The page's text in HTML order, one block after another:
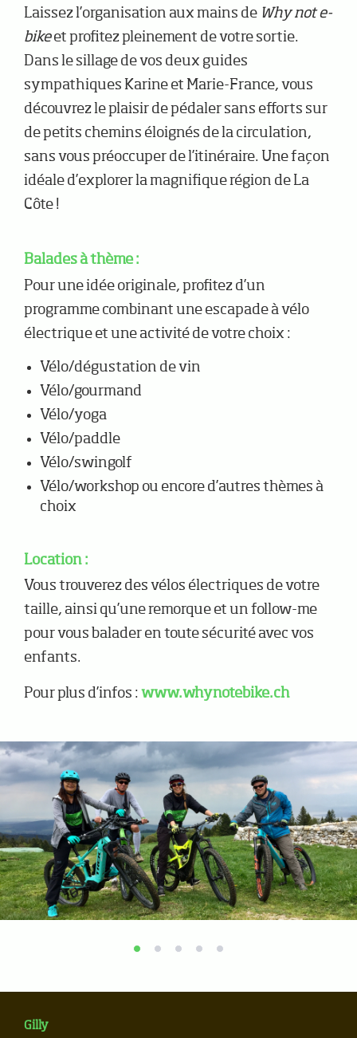
Laissez l’organisation aux mains de Why not e-
bikeet profitez pleinement de votre sortie.
Dans le sillage de vos deux guides
sympathiques Karine et Marie-France, vous
découvrez le plaisir de pédaler sans efforts sur
de petits chemins éloignés de la circulation,
sans vous préoccuper de l’itinéraire. Une façon
idéale d’explorer la magnifique région de La
Côte !
Balades à thème :
Pour une idée originale, profitez d’un
programme combinant une escapade à vélo
électrique et une activité de votre choix :
Vélo/dégustation de vin
Vélo/gourmand
Vélo/yoga
Vélo/paddle
Vélo/swingolf
Vélo/workshop ou encore d’autres thèmes à
choix
Location :
Vous trouverez des vélos électriques de votre
taille, ainsi qu’une remorque et un follow-me
pour vous balader en toute sécurité avec vos
enfants.
Pour plus d’infos : www.whynotebike.ch
Gilly